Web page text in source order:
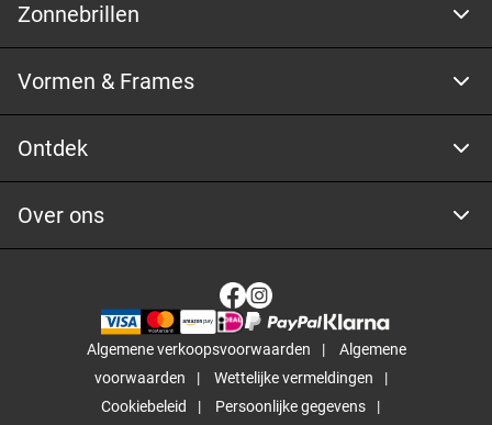
Zonnebrillen
Vormen & Frames
Ontdek
Over ons
Algemene verkoopsvoorwaarden
Algemene
voorwaarden
Wettelijke vermeldingen
Cookiebeleid
Persoonlijke gegevens